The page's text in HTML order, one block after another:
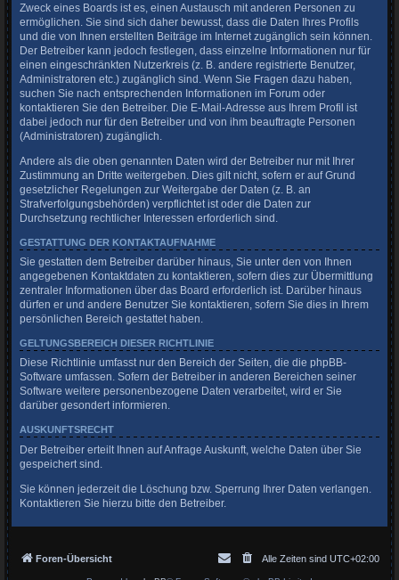
Zweck eines Boards ist es, einen Austausch mit anderen Personen zu
ermöglichen. Sie sind sich daher bewusst, dass die Daten Ihres Profils
und die von Ihnen erstellten Beiträge im Internet zugänglich sein können.
Der Betreiber kann jedoch festlegen, dass einzelne Informationen nur für
einen eingeschränkten Nutzerkreis (z. B. andere registrierte Benutzer,
Administratoren etc.) zugänglich sind. Wenn Sie Fragen dazu haben,
suchen Sie nach entsprechenden Informationen im Forum oder
kontaktieren Sie den Betreiber. Die E-Mail-Adresse aus Ihrem Profil ist
dabei jedoch nur für den Betreiber und von ihm beauftragte Personen
(Administratoren) zugänglich.
Andere als die oben genannten Daten wird der Betreiber nur mit Ihrer
Zustimmung an Dritte weitergeben. Dies gilt nicht, sofern er auf Grund
gesetzlicher Regelungen zur Weitergabe der Daten (z. B. an
Strafverfolgungsbehörden) verpflichtet ist oder die Daten zur
Durchsetzung rechtlicher Interessen erforderlich sind.
GESTATTUNG DER KONTAKTAUFNAHME
Sie gestatten dem Betreiber darüber hinaus, Sie unter den von Ihnen
angegebenen Kontaktdaten zu kontaktieren, sofern dies zur Übermittlung
zentraler Informationen über das Board erforderlich ist. Darüber hinaus
dürfen er und andere Benutzer Sie kontaktieren, sofern Sie dies in Ihrem
persönlichen Bereich gestattet haben.
GELTUNGSBEREICH DIESER RICHTLINIE
Diese Richtlinie umfasst nur den Bereich der Seiten, die die phpBB-
Software umfassen. Sofern der Betreiber in anderen Bereichen seiner
Software weitere personenbezogene Daten verarbeitet, wird er Sie
darüber gesondert informieren.
AUSKUNFTSRECHT
Der Betreiber erteilt Ihnen auf Anfrage Auskunft, welche Daten über Sie
gespeichert sind.
Sie können jederzeit die Löschung bzw. Sperrung Ihrer Daten verlangen.
Kontaktieren Sie hierzu bitte den Betreiber.
Foren-Übersicht Alle Zeiten sind UTC+02:00